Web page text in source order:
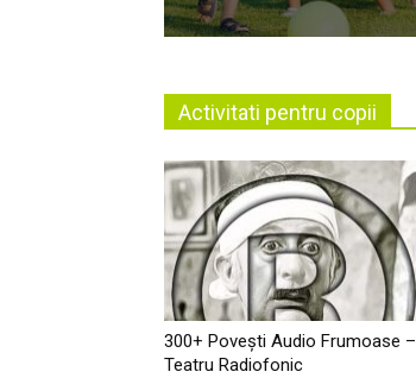
Activitati pentru copii
300+ Povești Audio Frumoase –
Teatru Radiofonic